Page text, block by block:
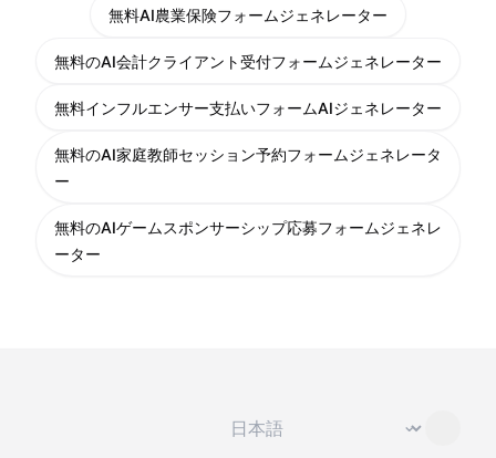
無料AI農業保険フォームジェネレーター
無料のAI会計クライアント受付フォームジェネレーター
無料インフルエンサー支払いフォームAIジェネレーター
無料のAI家庭教師セッション予約フォームジェネレータ
ー
無料のAIゲームスポンサーシップ応募フォームジェネレ
ーター
言語を変更 ⌄